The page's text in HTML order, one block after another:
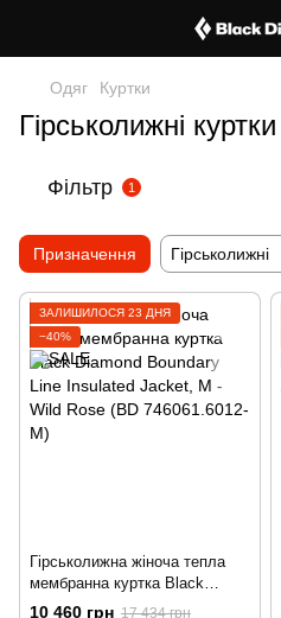
Одяг Куртки
Гірськолижні куртки
Фільтр 1
Призначення Гірськолижні
ЗАЛИШИЛОСЯ 23 ДНЯ
−40%
Гірськолижна жіноча тепла
мембранна куртка Black
Diamond Boundary Line
10 460 грн 17 434 грн